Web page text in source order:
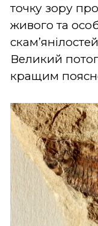
точку зору
живого та
Великий
кращим